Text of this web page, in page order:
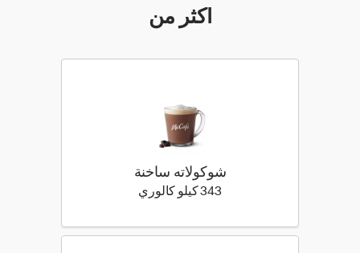
أكثر من
شوكولاته ساخنة
343 كيلو كالوري 343 كيلو سعرة حرارية